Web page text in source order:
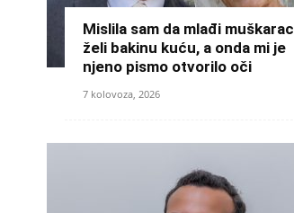
Mislila sam da mlađi muškarac
želi bakinu kuću, a onda mi je
njeno pismo otvorilo oči
7 kolovoza, 2026